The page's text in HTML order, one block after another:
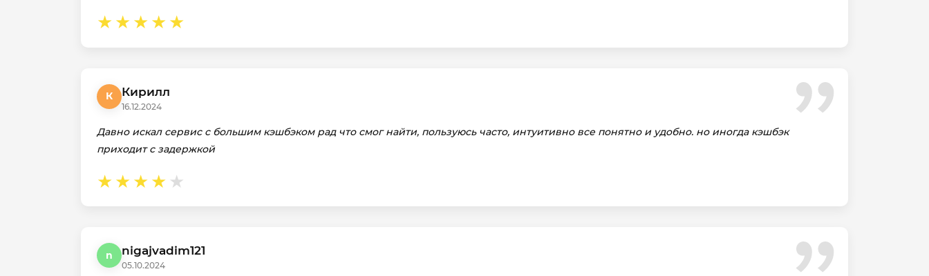
К Кирилл
16.12.2024
Давно искал сервис с большим кэшбэком рад что смог найти, пользуюсь часто, интуитивно все понятно и удобно. но иногда кэшбэк
приходит с задержкой
n nigajvadim121
05.10.2024